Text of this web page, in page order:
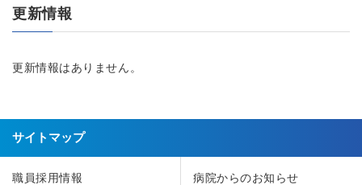
更新情報
更新情報はありません。
サイトマップ
職員採用情報 病院からのお知らせ